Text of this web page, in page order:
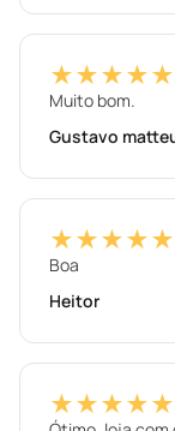
★★★★★
Muito bom.
Gustavo
★★★★★
Boa
Heitor
★★★★★